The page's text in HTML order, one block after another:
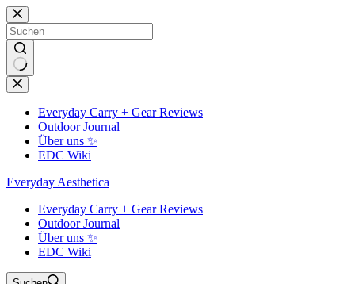
Zum
Inhalt
springen
Keine
Ergebnisse
Everyday Carry + Gear Reviews
Outdoor Journal
Über uns ✨
EDC Wiki
Everyday Aesthetica
Everyday Carry + Gear Reviews
Outdoor Journal
Über uns ✨
EDC Wiki